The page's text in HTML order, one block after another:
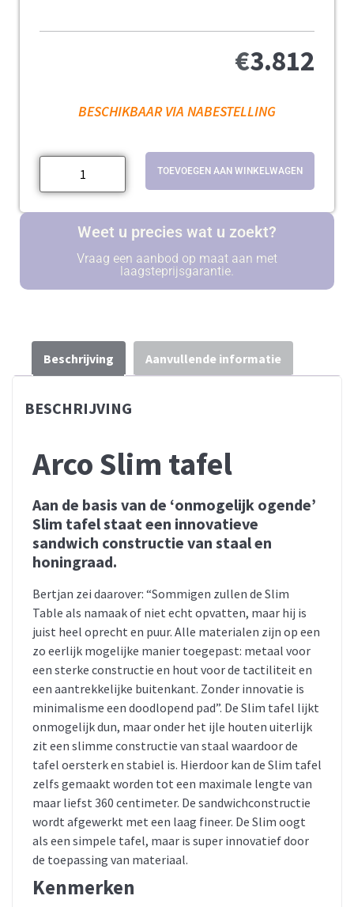
€3.812
BESCHIKBAAR VIA NABESTELLING
TOEVOEGEN AAN WINKELWAGEN
Weet u precies wat u zoekt?
Vraag een aanbod op maat aan met
laagsteprijsgarantie.
Beschrijving Aanvullende informatie
BESCHRIJVING
Arco Slim tafel
Aan de basis van de ‘onmogelijk ogende’
Slim tafel staat een innovatieve
sandwich constructie van staal en
honingraad.
Bertjan zei daarover: “Sommigen zullen de Slim
Table als namaak of niet echt opvatten, maar hij is
juist heel oprecht en puur. Alle materialen zijn op een
zo eerlijk mogelijke manier toegepast: metaal voor
een sterke constructie en hout voor de tactiliteit en
een aantrekkelijke buitenkant. Zonder innovatie is
minimalisme een doodlopend pad”. De Slim tafel lijkt
onmogelijk dun, maar onder het ijle houten uiterlijk
zit een slimme constructie van staal waardoor de
tafel oersterk en stabiel is. Hierdoor kan de Slim tafel
zelfs gemaakt worden tot een maximale lengte van
maar liefst 360 centimeter. De sandwichconstructie
wordt afgewerkt met een laag fineer. De Slim oogt
als een simpele tafel, maar is super innovatief door
de toepassing van materiaal.
Kenmerken